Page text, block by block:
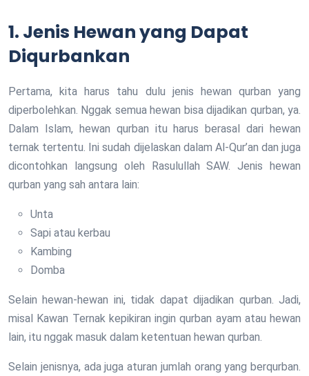
1. Jenis Hewan yang Dapat
Diqurbankan
Pertama, kita harus tahu dulu jenis hewan qurban yang
diperbolehkan. Nggak semua hewan bisa dijadikan qurban, ya.
Dalam Islam, hewan qurban itu harus berasal dari hewan
ternak tertentu. Ini sudah dijelaskan dalam Al-Qur’an dan juga
dicontohkan langsung oleh Rasulullah SAW. Jenis hewan
qurban yang sah antara lain:
Unta
Sapi atau kerbau
Kambing
Domba
Selain hewan-hewan ini, tidak dapat dijadikan qurban. Jadi,
misal Kawan Ternak kepikiran ingin qurban ayam atau hewan
lain, itu nggak masuk dalam ketentuan hewan qurban.
Selain jenisnya, ada juga aturan jumlah orang yang berqurban.